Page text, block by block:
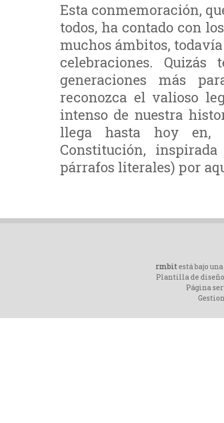
Esta conmemoración,
todos, ha contado con
muchos ámbitos,
celebraciones.
generaciones más
reconozca el valioso
intenso de nuestra
llega hasta hoy en,
Constitución,
párrafos literales) por
rmbitestá bajo una
Plantilla de
Página